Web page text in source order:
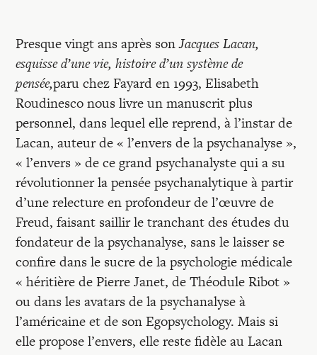
Presque vingt ans après sonJacques Lacan,
esquisse d’une vie, histoire d’un système de
pensée,paru chez Fayard en 1993, Elisabeth
Roudinesco nous livre un manuscrit plus
personnel, dans lequel elle reprend, à l’instar de
Lacan, auteur de « l’envers de la psychanalyse »,
« l’envers » de ce grand psychanalyste qui a su
révolutionner la pensée psychanalytique à partir
d’une relecture en profondeur de l’œuvre de
Freud, faisant saillir le tranchant des études du
fondateur de la psychanalyse, sans le laisser se
confire dans le sucre de la psychologie médicale
« héritière de Pierre Janet, de Théodule Ribot »
ou dans les avatars de la psychanalyse à
l’américaine et de son Egopsychology. Mais si
elle propose l’envers, elle reste fidèle au Lacan